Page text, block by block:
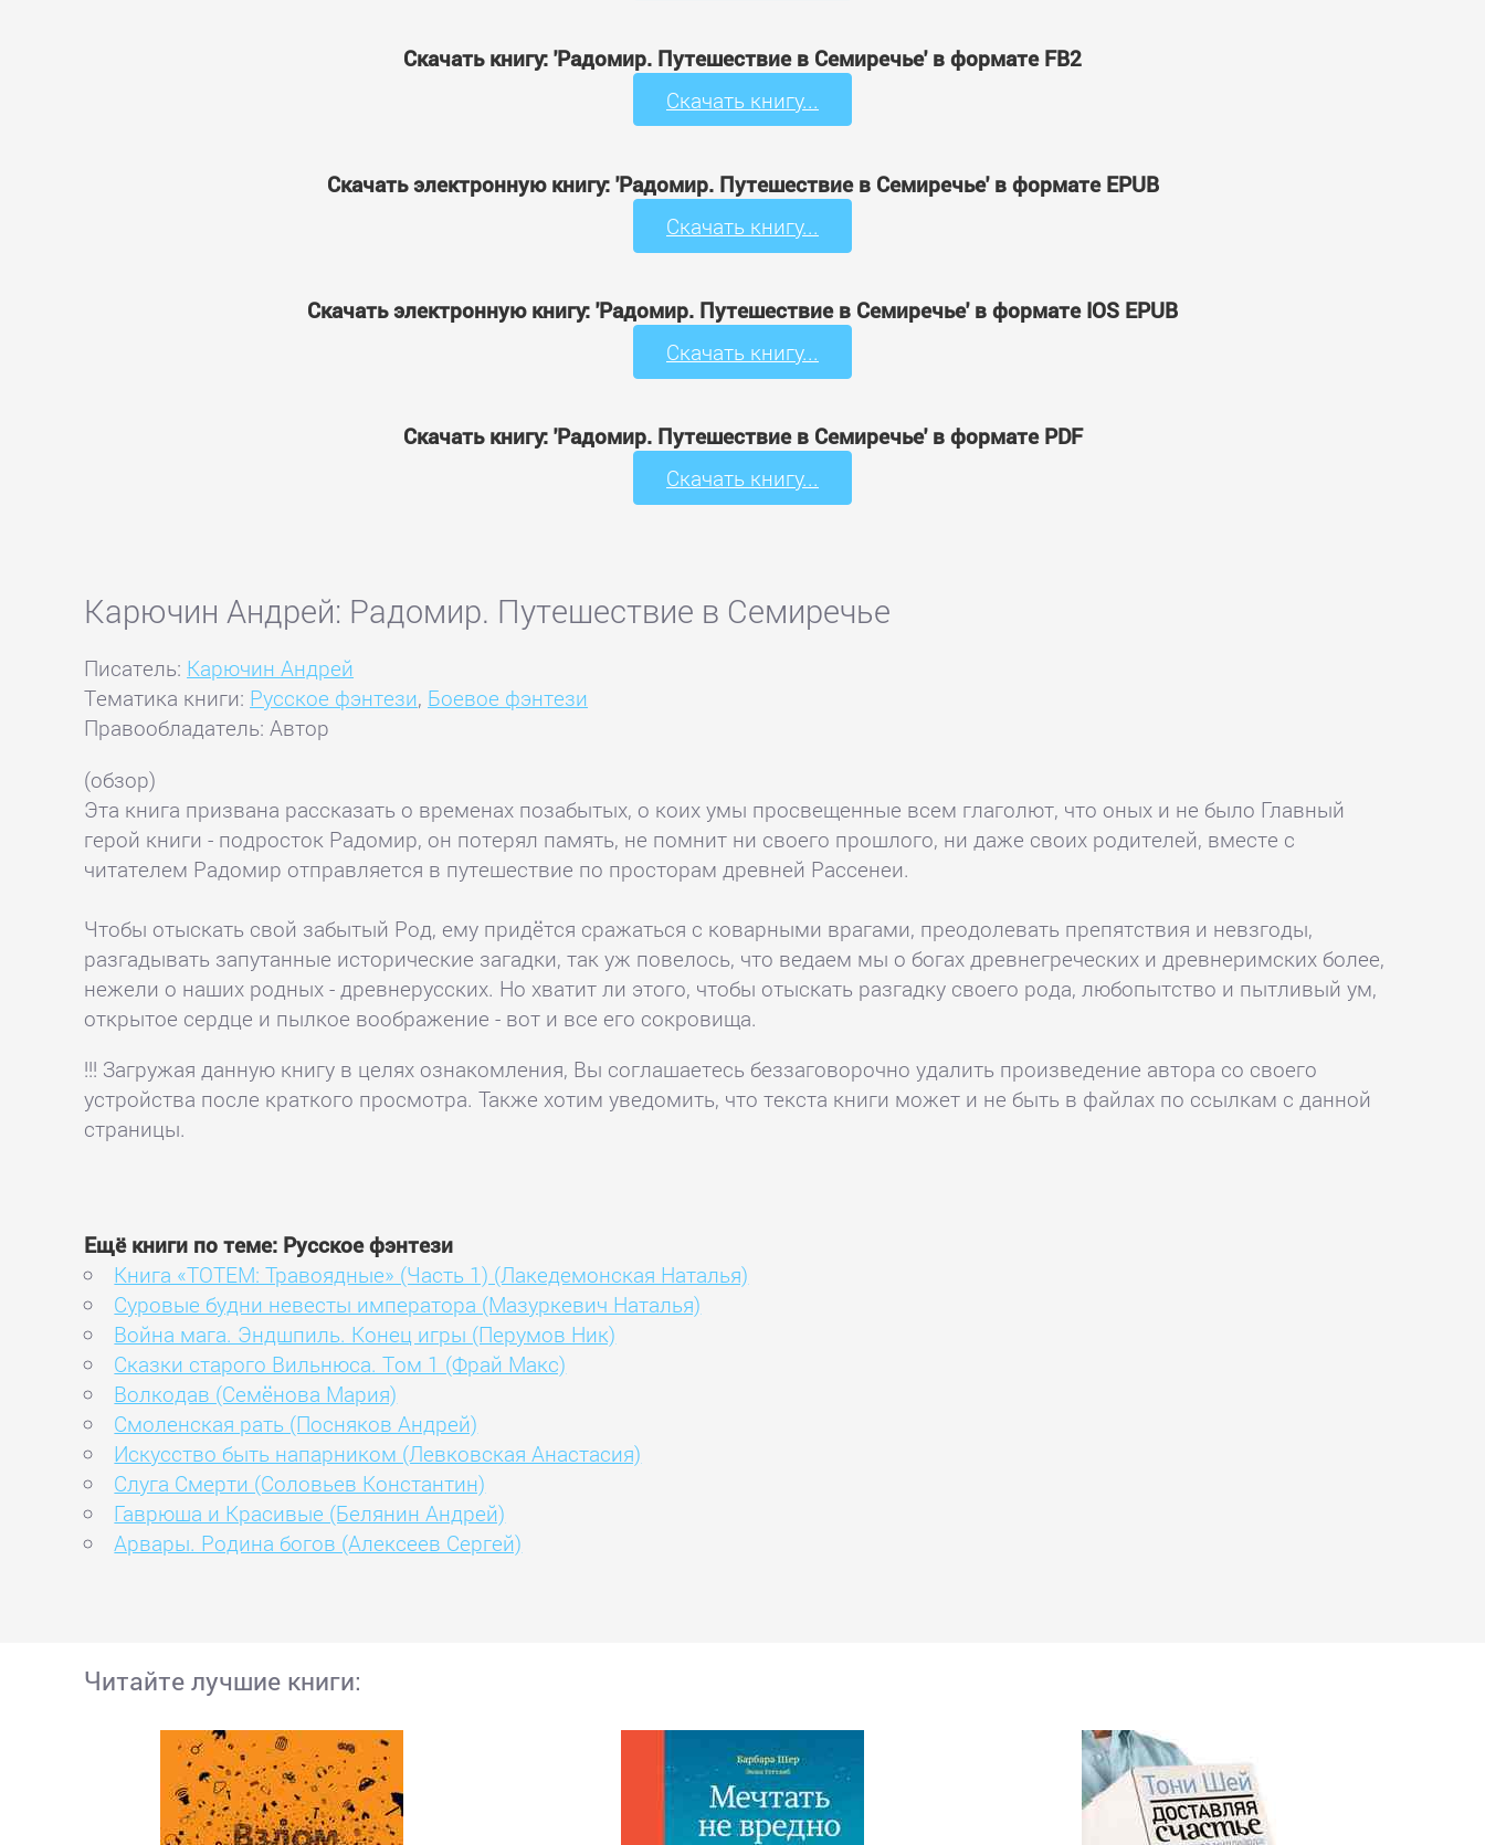
Скачать книгу: 'Радомир. Путешествие в Семиречье' в формате FB2
Скачать книгу...
Скачать электронную книгу: 'Радомир. Путешествие в Семиречье' в формате EPUB
Скачать книгу...
Скачать электронную книгу: 'Радомир. Путешествие в Семиречье' в формате IOS EPUB
Скачать книгу...
Скачать книгу: 'Радомир. Путешествие в Семиречье' в формате PDF
Скачать книгу...
Карючин Андрей: Радомир. Путешествие в Семиречье
Писатель: Карючин Андрей
Тематика книги: Русское фэнтези, Боевое фэнтези
Правообладатель: Автор
(обзор)
Эта книга призвана рассказать о временах позабытых, о коих умы просвещенные всем глаголют, что оных и не было Главный
герой книги - подросток Радомир, он потерял память, не помнит ни своего прошлого, ни даже своих родителей, вместе с
читателем Радомир отправляется в путешествие по просторам древней Рассенеи.
Чтобы отыскать свой забытый Род, ему придётся сражаться с коварными врагами, преодолевать препятствия и невзгоды,
разгадывать запутанные исторические загадки, так уж повелось, что ведаем мы о богах древнегреческих и древнеримских более,
нежели о наших родных - древнерусских. Но хватит ли этого, чтобы отыскать разгадку своего рода, любопытство и пытливый ум,
открытое сердце и пылкое воображение - вот и все его сокровища.
!!! Загружая данную книгу в целях ознакомления, Вы соглашаетесь беззаговорочно удалить произведение автора со своего
устройства после краткого просмотра. Также хотим уведомить, что текста книги может и не быть в файлах по ссылкам с данной
страницы.
Ещё книги по теме: Русское фэнтези
Книга «ТОТЕМ: Травоядные» (Часть 1) (Лакедемонская Наталья)
Суровые будни невесты императора (Мазуркевич Наталья)
Война мага. Эндшпиль. Конец игры (Перумов Ник)
Сказки старого Вильнюса. Том 1 (Фрай Макс)
Волкодав (Семёнова Мария)
Смоленская рать (Посняков Андрей)
Искусство быть напарником (Левковская Анастасия)
Слуга Смерти (Соловьев Константин)
Гаврюша и Красивые (Белянин Андрей)
Арвары. Родина богов (Алексеев Сергей)
Читайте лучшие книги: